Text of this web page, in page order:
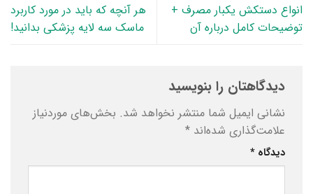
انواع دستکش یکبار مصرف +
توضیحات کامل درباره آن
هر آنچه که باید در مورد کاربرد
ماسک سه لایه پزشکی بدانید!
دیدگاهتان را بنویسید
نشانی ایمیل شما منتشر نخواهد شد. بخش‌های موردنیاز
علامت‌گذاری شده‌اند *
دیدگاه *